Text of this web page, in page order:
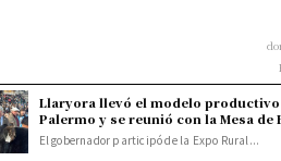
Llaryora llevó el modelo
Palermo y se reunió con la Mesa de
El gobernador participó de la Expo Rural...